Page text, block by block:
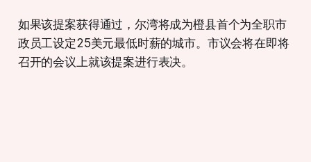
如果该提案获得通过，尔湾将成为橙县首个为全职市
政员工设定25美元最低时薪的城市。市议会将在即将
召开的会议上就该提案进行表决。